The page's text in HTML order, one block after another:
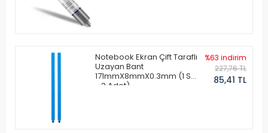
Notebook Ekran Çift Taraflı
Uzayan Bant
171mmX8mmX0.3mm (1 Set
- 2 Adet)
%63 indirim
227,76 TL
85,41 TL